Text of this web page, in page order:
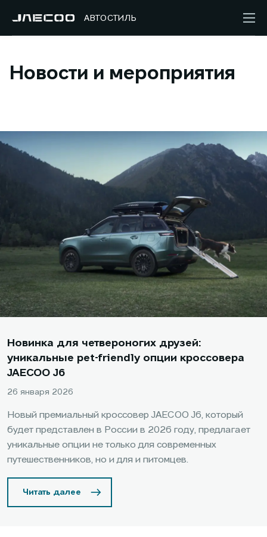
АВТОСТИЛЬ
Новости и мероприятия
Новинка для четвероногих друзей:
уникальные pet-friendly опции кроссовера
JAECOO J6
26 января 2026
Новый премиальный кроссовер JAECOO J6, который
будет представлен в России в 2026 году, предлагает
уникальные опции не только для современных
путешественников, но и для и питомцев.
Читать далее